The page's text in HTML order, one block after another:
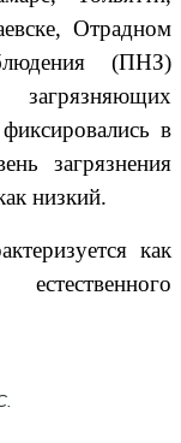
Отрадном
(ПНЗ)
в
загрязнения
низкий.
как